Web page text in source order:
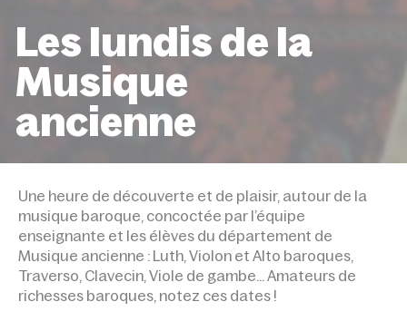
Les lundis de la
Musique
ancienne
ANCIENNE
Une heure de découverte et de plaisir, autour de la
musique baroque, concoctée par l’équipe
enseignante et les élèves du département de
Musique ancienne : Luth, Violon et Alto baroques,
Traverso, Clavecin, Viole de gambe… Amateurs de
richesses baroques, notez ces dates !